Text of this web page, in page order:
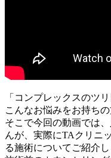
「コンプレックスのツ
こんなお悩みをお持ち
そこで今回の動画では
んが、実際にTAクリニ
る施術についてご紹介し